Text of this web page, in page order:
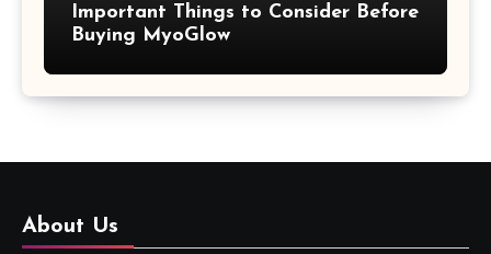
Important Things to Consider Before
Buying MyoGlow
About Us